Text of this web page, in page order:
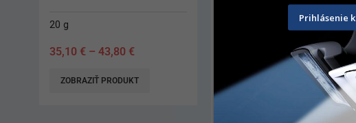
6 ks
57,80 €
PRIDAŤ DO KOŠÍKA PRIDAŤ DO KOŠÍKA
Prihlásenie